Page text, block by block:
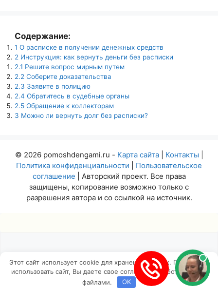
Содержание:
1 О расписке в получении денежных средств
2 Инструкция: как вернуть деньги без расписки
2.1 Решите вопрос мирным путем
2.2 Соберите доказательства
2.3 Заявите в полицию
2.4 Обратитесь в судебные органы
2.5 Обращение к коллекторам
3 Можно ли вернуть долг без расписки?
© 2026 pomoshdengami.ru - Карта сайта| Контакты
Политика конфиденциальности
Пользовательское
соглашение | Авторский проект. Все права
защищены, копирование возможно только с
разрешения автора и со ссылкой на источник.
Этот сайт использует cookie для хранения данных. Продолжая
использовать сайт, Вы даете свое согласие на работу с этими
файлами.
OK